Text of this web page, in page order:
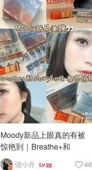
Moody新品上眼真的有被
惊艳到｜Breathe+和
GlowyLock怎么选👀
偲小卉 22 46